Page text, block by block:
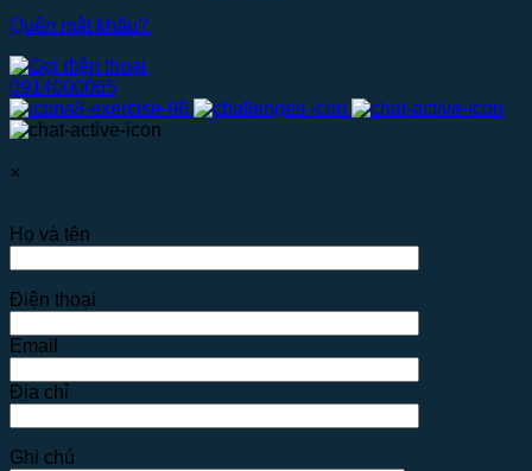
Quên mật khẩu?
0914000065
×
Họ và tên
Điện thoại
Email
Địa chỉ
Ghi chú